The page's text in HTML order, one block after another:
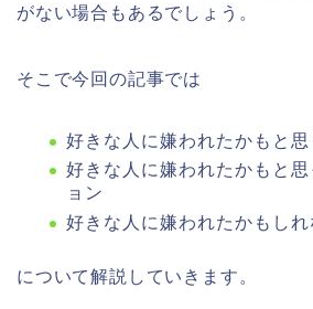
がない場合もあるでしょう。
そこで今回の記事では
好きな人に嫌われたかもと思
好きな人に嫌われたかもと
ョン
好きな人に嫌われたかもし
について解説していきます。